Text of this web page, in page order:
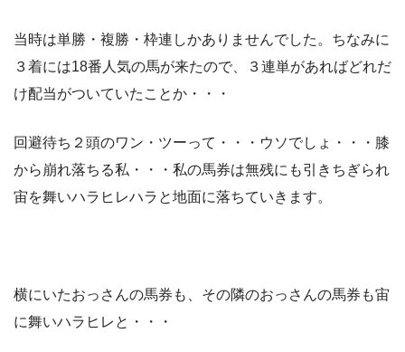
当時は単勝・複勝・枠連しかありませんでした。ちなみに
３着には18番人気の馬が来たので、３連単があればどれだ
け配当がついていたことか・・・
回避待ち２頭のワン・ツーって・・・ウソでしょ・・・膝
から崩れ落ちる私・・・私の馬券は無残にも引きちぎられ
宙を舞いハラヒレハラと地面に落ちていきます。
横にいたおっさんの馬券も、その隣のおっさんの馬券も宙
に舞いハラヒレと・・・